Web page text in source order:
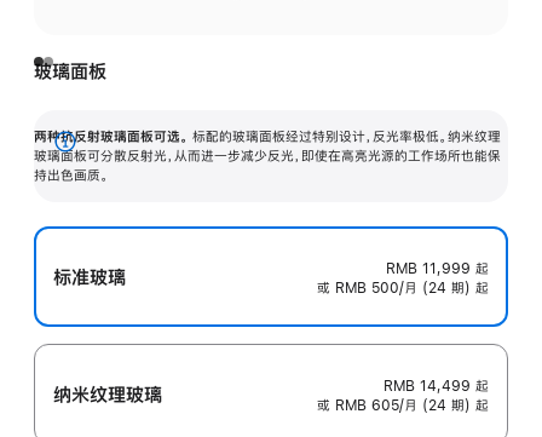
玻璃面板
两种抗反射玻璃面板可选。 标配的玻璃面板经过特别设计，反光率极低。纳米纹理
玻璃面板可分散反射光，从而进一步减少反光，即使在高亮光源的工作场所也能保
持出色画质。
展
开
标准玻璃 RMB 11,999 起
或 RMB 500/月 (24 期) 起
纳米纹理玻璃 RMB 14,499 起
或 RMB 605/月 (24 期) 起